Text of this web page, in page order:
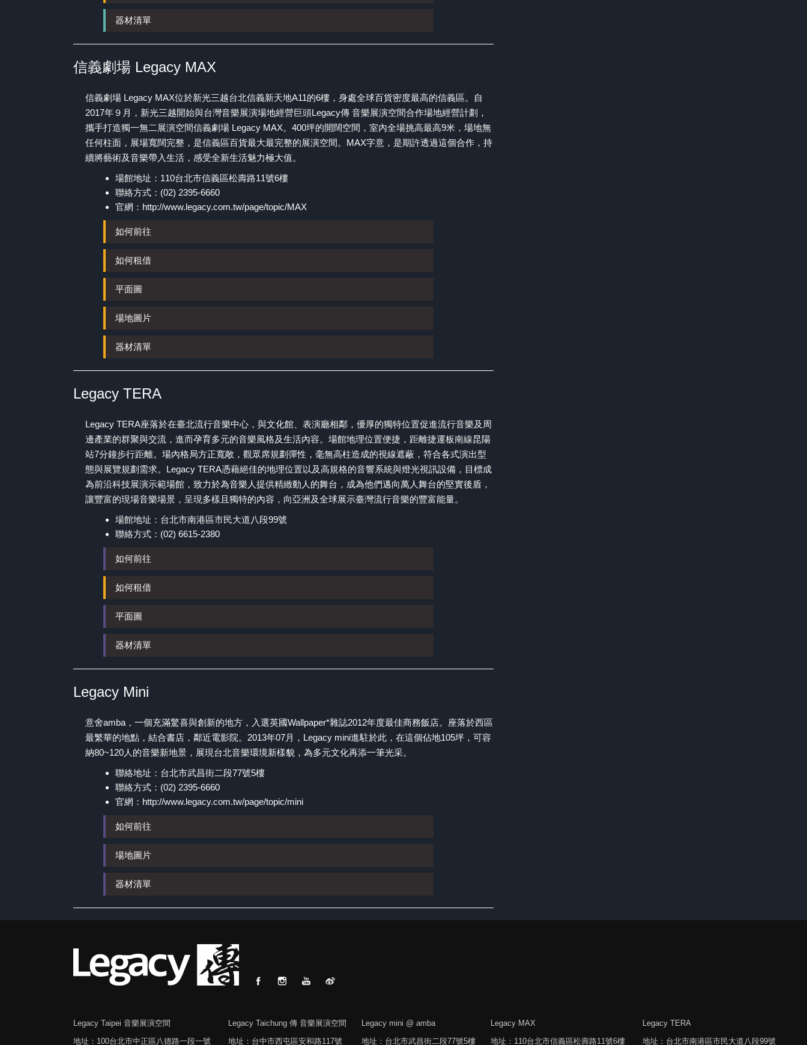
器材清單
信義劇場 Legacy MAX
信義劇場 Legacy MAX位於新光三越台北信義新天地A11的6樓，身處全球百貨密度最高的信義區。自
2017年９月，新光三越開始與台灣音樂展演場地經營巨頭Legacy傳 音樂展演空間合作場地經營計劃，
攜手打造獨一無二展演空間信義劇場 Legacy MAX。400坪的開闊空間，室內全場挑高最高9米，場地無
任何柱面，展場寬闊完整，是信義區百貨最大最完整的展演空間。MAX字意，是期許透過這個合作，持
續將藝術及音樂帶入生活，感受全新生活魅力極大值。
場館地址：110台北市信義區松壽路11號6樓
聯絡方式：(02) 2395-6660
官網： http://www.legacy.com.tw/page/topic/MAX
如何前往
如何租借
平面圖
場地圖片
器材清單
Legacy TERA
Legacy TERA座落於在臺北流行音樂中心，與文化館、表演廳相鄰，優厚的獨特位置促進流行音樂及周
邊產業的群聚與交流，進而孕育多元的音樂風格及生活內容。場館地理位置便捷，距離捷運板南線昆陽
站7分鐘步行距離。場內格局方正寬敞，觀眾席規劃彈性，毫無高柱造成的視線遮蔽，符合各式演出型
態與展覽規劃需求。Legacy TERA憑藉絕佳的地理位置以及高規格的音響系統與燈光視訊設備，目標成
為前沿科技展演示範場館，致力於為音樂人提供精緻動人的舞台，成為他們邁向萬人舞台的堅實後盾，
讓豐富的現場音樂場景，呈現多樣且獨特的內容，向亞洲及全球展示臺灣流行音樂的豐富能量。
場館地址：台北市南港區市民大道八段99號
聯絡方式：(02) 6615-2380
如何前往
如何租借
平面圖
器材清單
Legacy Mini
意舍amba，一個充滿驚喜與創新的地方，入選英國Wallpaper*雜誌2012年度最佳商務飯店。座落於西區
最繁華的地點，結合書店，鄰近電影院。2013年07月，Legacy mini進駐於此，在這個佔地105坪，可容
納80~120人的音樂新地景，展現台北音樂環境新樣貌，為多元文化再添一筆光采。
聯絡地址：台北市武昌街二段77號5樓
聯絡方式：(02) 2395-6660
官網： http://www.legacy.com.tw/page/topic/mini
如何前往
場地圖片
器材清單
Legacy Taipei 音樂展演空間 Legacy Taichung 傳 音樂展演空間 Legacy mini @ amba Legacy MAX
Legacy TERA
地址：100台北市中正區八德路一段一號
地址：台中市西屯區安和路117號 地址：台北市武昌街二段77號5樓 地址：110台北市信義區松壽路11號6樓 地址：台北市南港區市民大道八段99號